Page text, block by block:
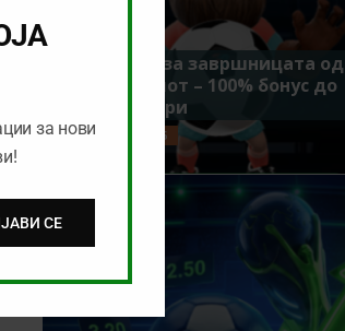
Идеално за завршницата од
Мундијалот – 100% бонус до
7500 денари
ЈУЛИ 15, 2026
за нови
СЕ